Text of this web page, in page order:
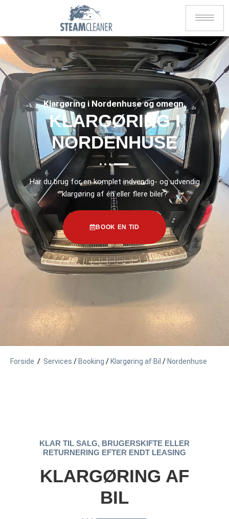
Klargøring i Nordenhuse og omegn.
KLARGØRING I
NORDENHUSE
Har du brug for en komplet indvendig- og udvendig
klargøring af én eller flere biler?
BOOK EN TID
Forside / Services / Booking / Klargøring af Bil / Nordenhuse
KLAR TIL SALG, BRUGERSKIFTE ELLER
RETURNERING EFTER ENDT LEASING
KLARGØRING AF
BIL